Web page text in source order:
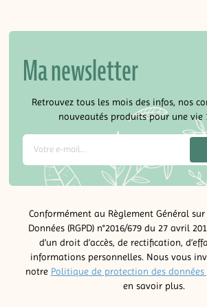
Ma newsletter
Retrouvez tous les mois des infos, nos
nouveautés produits pour une vie
Conformément au Règlement Général
Données (RGPD) n°2016/679 du 27 avril
d’un droit d’accès, de rectification,
informations personnelles. Nous vous
notre Politique de protection des données
en savoir plus.